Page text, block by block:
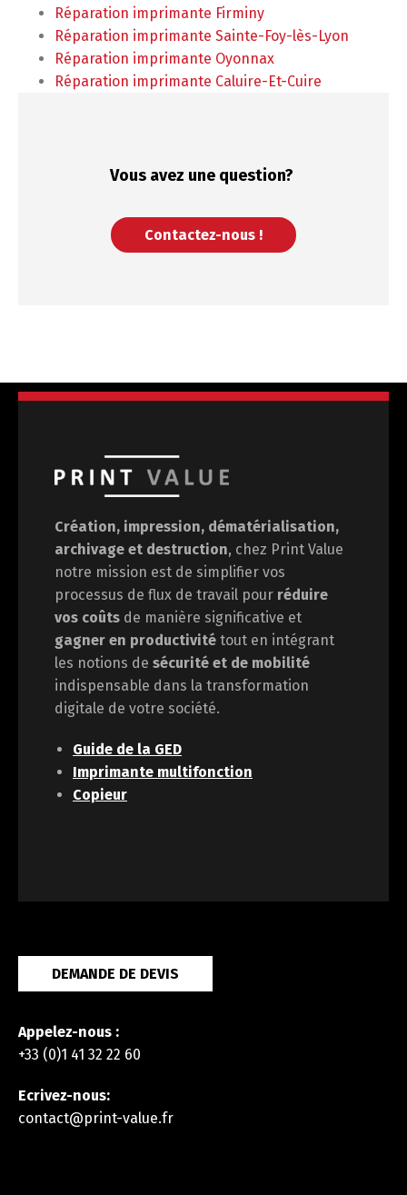
Réparation imprimante Firminy
Réparation imprimante Sainte-Foy-lès-Lyon
Réparation imprimante Oyonnax
Réparation imprimante Caluire-Et-Cuire
Vous avez une question?
Contactez-nous !
Création, impression, dématérialisation,
archivage et destruction, chez Print Value
notre mission est de simplifier vos
processus de flux de travail pour réduire
vos coûts de manière significative et
gagner en productivité tout en intégrant
les notions de sécurité et de mobilité
indispensable dans la transformation
digitale de votre société.
Guide de la GED
Imprimante multifonction
Copieur
DEMANDE DE DEVIS
Appelez-nous :
+33 (0)1 41 32 22 60
Ecrivez-nous:
contact@print-value.fr